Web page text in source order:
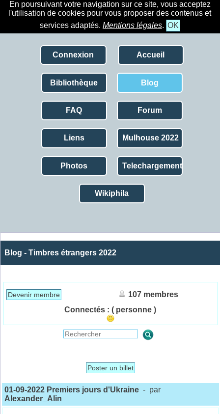
En poursuivant votre navigation sur ce site, vous acceptez
l'utilisation de cookies pour vous proposer des contenus et
services adaptés. Mentions légales. OK
Connexion Accueil
Bibliothèque Blog
FAQ Forum
Liens Mulhouse 2022
Photos Telechargement
Wikiphila
Blog - Timbres étrangers 2022
Devenir membre
107 membres
Connectés : ( personne )
Poster un billet
01-09-2022 Premiers jours d'Ukraine - par
Alexander_Alin